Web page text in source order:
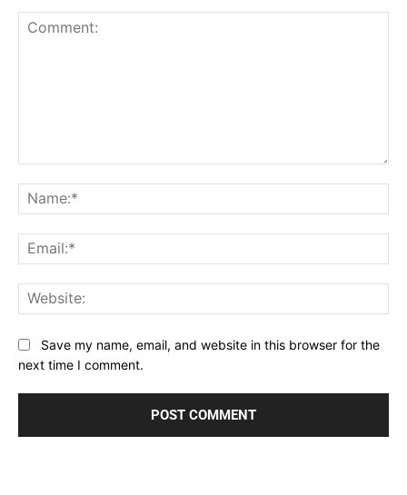
Save my name, email, and website in this browser for the
next time I comment.